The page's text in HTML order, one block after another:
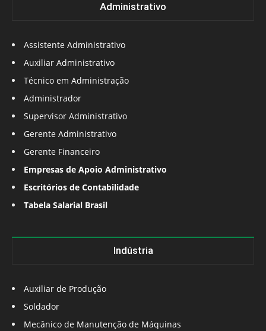
Administrativo
Assistente Administrativo
Auxiliar Administrativo
Técnico em Administração
Administrador
Supervisor Administrativo
Gerente Administrativo
Gerente Financeiro
Empresas de Apoio Administrativo
Escritórios de Contabilidade
Tabela Salarial Brasil
Indústria
Auxiliar de Produção
Soldador
Mecânico de Manutenção de Máquinas